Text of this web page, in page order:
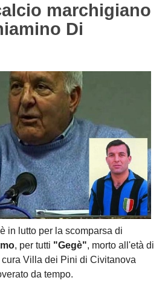
marchigiano
Di
in lutto per la scomparsa di
, per tutti "Gegè", morto all'età di
Villa dei Pini di Civitanova
da tempo.